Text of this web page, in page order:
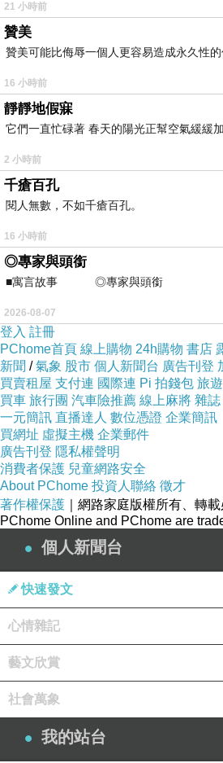
總是有人會想利用此時出國或
但偏偏差勤死規則硬是要求得
代理人數有限名額，
還一定要是人在學校的那種。
一旦代理了，
臨時要請假一兩個小時，
卻遇到無法移轉出去時真的很
一切都拜嚴格要求配合的上頭
寒暑假連請個假都如此複雜不
就看以後還有誰想接行政嘛....
上一篇：三顧餐車
下一篇：歹路不能走
21 小時前
贊美
贊美可能比侮辱一個人更容易造成永久性的
16 小時前
靜靜地假寐
它們一直忙碌著 春天的陽光正幫空氣緩緩
2 小時前
千瘡百孔
閱人無數，不如千瘡百孔。
16 小時前
◎專家與頭銜
■寓言故事 ◎專家與
2026-08-07
登入 註冊
PChome首頁 線上購物 24h購物 書店
新聞 /氣象 股市 個人新聞台 廣告刊登
買賣租屋 支付連 國際連 Pi 拍錢包 旅遊
買車 旅行團 汽車險推薦 線上麻將 雜誌
一元簡訊 直播達人 數位憑證 企業簡訊
買網址 虛擬主機 企業郵件
廣告刊登 隱私權聲明
消費者保護 兒童網路安全
About PChome 投資人聯絡 徵才
著作權保護 ｜網路家庭版權所有、轉
PChome Online and PChome are
個人新聞台
快速發文
心情雜記
藝文欣賞
社會萬象
我的站台